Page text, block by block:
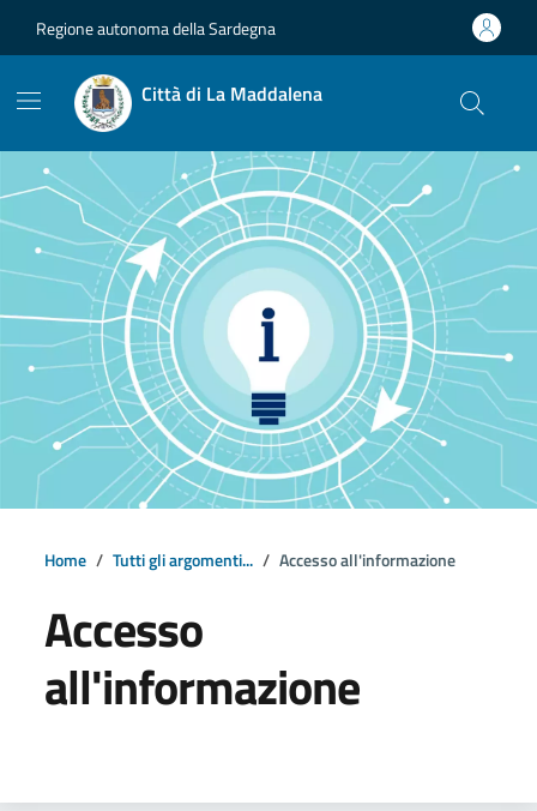
Regione autonoma della Sardegna
Città di La Maddalena
Home Tutti gli argomenti... Accesso all'informazione
Accesso
all'informazione